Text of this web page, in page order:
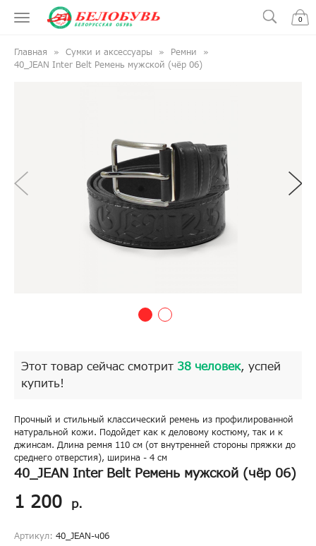
0
Главная Сумки и аксессуары
Ремни
40_JEAN Inter Belt Ремень мужской (чёр 06)
Этот товар сейчас смотрит 38 человек, успей
купить!
Прочный и стильный классический ремень из профилированной
натуральной кожи. Подойдет как к деловому костюму, так и к
джинсам. Длина ремня 110 см (от внутренней стороны пряжки до
среднего отверстия), ширина - 4 см
40_JEAN Inter Belt Ремень мужской (чёр 06)
1 200 р.
Артикул: 40_JEAN-ч06